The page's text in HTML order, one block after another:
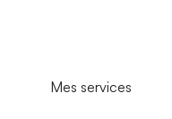
Mes services